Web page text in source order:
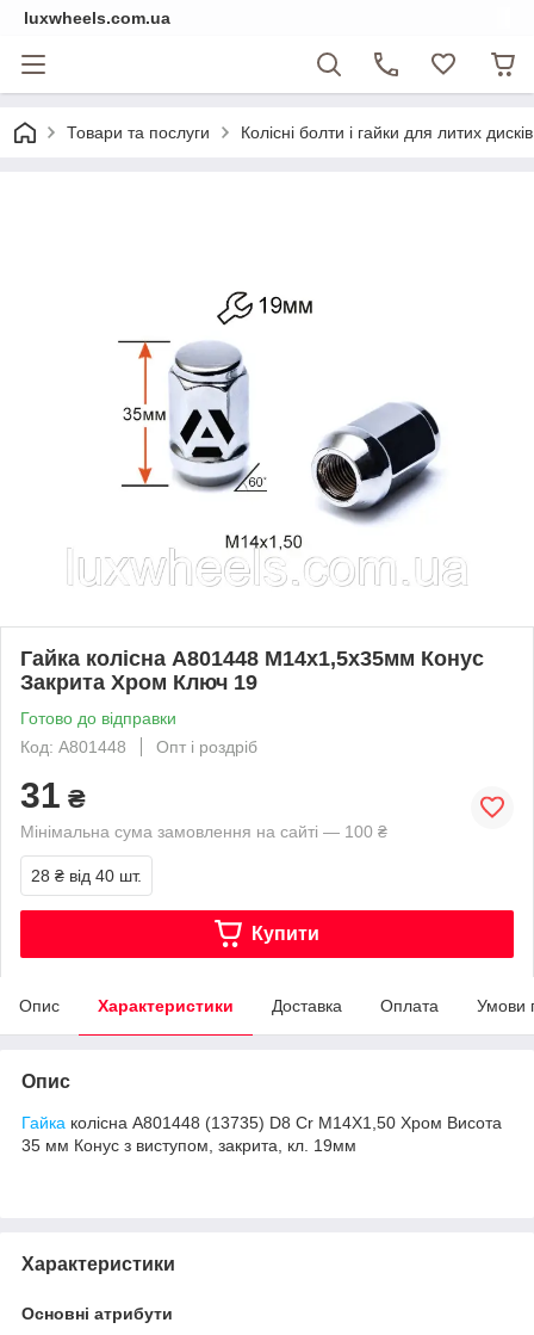
luxwheels.com.ua
Товари та послуги Колісні болти і гайки для литих
Гайка колісна A801448 М14х1,5х35мм Конус
Закрита Хром Ключ 19
Готово до відправки
Код: A801448
Опт і роздріб
31 ₴
Мінімальна сума замовлення на сайті — 100 ₴
28 ₴ від 40 шт.
Купити
Опис Характеристики Доставка Оплата Умови
Опис
Гайка колісна A801448 (13735) D8 Cr M14X1,50 Хром Висота
35 мм Конус з виступом, закрита, кл. 19мм
Характеристики
Основні атрибути